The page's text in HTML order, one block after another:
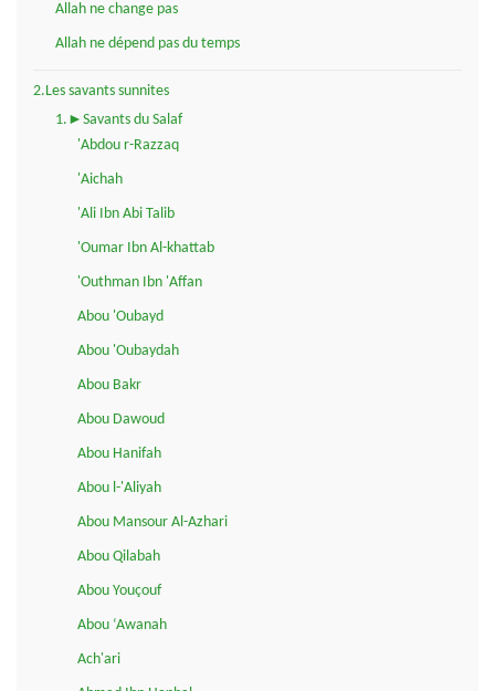
Allah ne change pas
Allah ne dépend pas du temps
2.Les savants sunnites
1.►Savants du Salaf
'Abdou r-Razzaq
'Aichah
'Ali Ibn Abi Talib
'Oumar Ibn Al-khattab
'Outhman Ibn 'Affan
Abou 'Oubayd
Abou 'Oubaydah
Abou Bakr
Abou Dawoud
Abou Hanifah
Abou l-'Aliyah
Abou Mansour Al-Azhari
Abou Qilabah
Abou Youçouf
Abou ‘Awanah
Ach'ari